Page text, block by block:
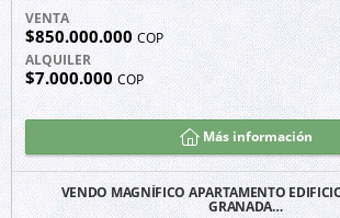
VENTA
$850.000.000 COP
ALQUILER
$7.000.000 COP
Más información
VENDO MAGNÍFICO APARTAMENTO
GRANADA…